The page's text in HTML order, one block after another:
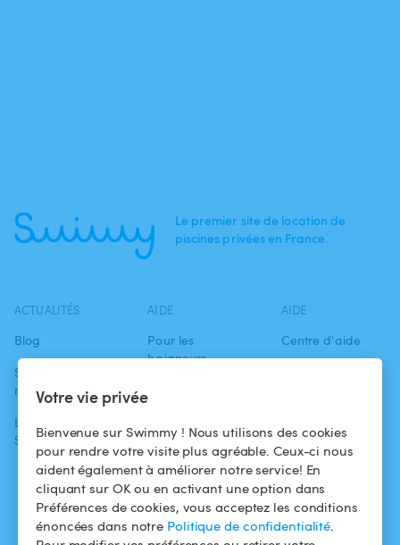
Votre vie privée
Bienvenue sur Swimmy ! Nous utilisons des cookies
pour rendre votre visite plus agréable. Ceux-ci nous
aident également à améliorer notre service! En
cliquant sur OK ou en activant une option dans
Préférences de cookies, vous acceptez les conditions
énoncées dans notre Politique de confidentialité.
Le premier site de location de
piscines privées en France.
ACTUALITÉS
Blog
Swimmy dans les
médias
L'aventure
Swimmy
AIDE
Pour les
baigneurs
Louer ma piscine
Comment ça
marche ?
AIDE
Centre d'aide
confidentialité
Mentions légales